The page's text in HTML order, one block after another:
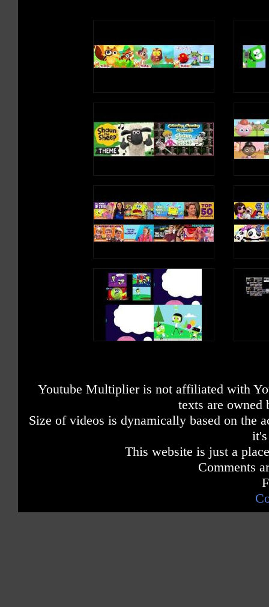
Youtube Multiplier is not affiliated with
texts are owned
Size of videos is dynamically based on the
This website is just a
Comments